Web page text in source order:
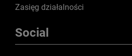
Zasięg działalności
Social